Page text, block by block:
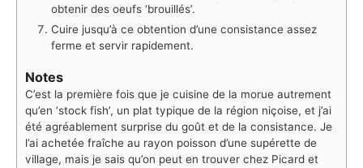
obtenir des oeufs ‘brouillés’.
Cuire jusqu’à ce obtention d’une consistance assez
ferme et servir rapidement.
Notes
C’est la première fois que je cuisine de la morue autrement
qu’en ‘stock fish’, un plat typique de la région niçoise, et j’ai
été agréablement surprise du goût et de la consistance. Je
l’ai achetée fraîche au rayon poisson d’une supérette de
village, mais je sais qu’on peut en trouver chez Picard et